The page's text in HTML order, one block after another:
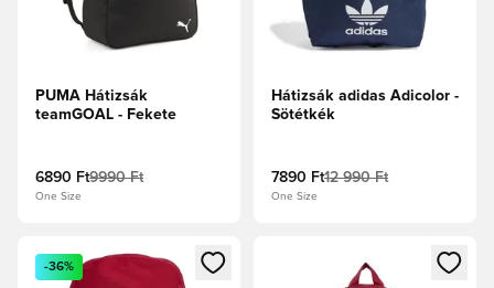
PUMA Hátizsák
teamGOAL - Fekete
6890 Ft9990 Ft
One Size
Hátizsák adidas Adicolor -
Sötétkék
7890 Ft12 990 Ft
One Size
Megnyit egy modált a bejelentkezéshez vagy a tagként
-36%
Megnyit egy modált a